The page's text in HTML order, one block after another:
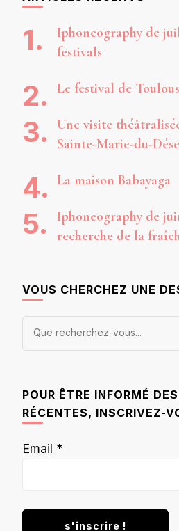
Iphoneography de
festivals
Le festival de
Une visite
Sainte-Marie-du-
La maison Babayaga
Iphoneography de
recherche de la
VOUS CHERCHEZ UNE
Vous
POUR ÊTRE INFORMÉ
RÉCENTES, INSCRIVEZ-
Email *